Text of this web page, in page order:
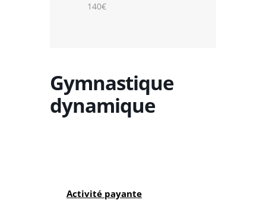
140€
Gymnastique
dynamique
Activité payante